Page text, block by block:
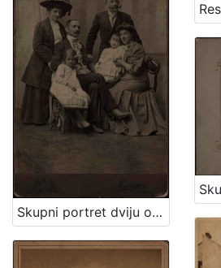
Skupni portret dviju obitelji / Mosinger ; [izradio] Artistički zavod Mosinger